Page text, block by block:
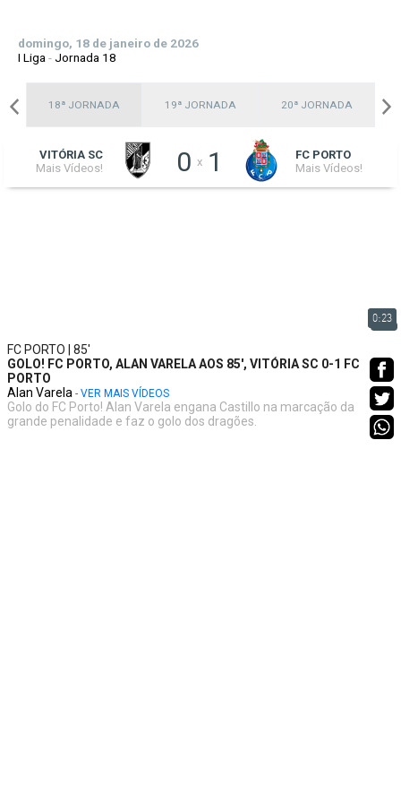
domingo, 18 de janeiro de 2026
I Liga -Jornada 18
18ª JORNADA 19ª JORNADA 20ª JORNADA
VITÓRIA SC
Mais Vídeos!
0 x 1
FC PORTO
Mais Vídeos!
0:23
FC PORTO | 85'
GOLO! FC PORTO, ALAN VARELA AOS 85', VITÓRIA SC 0-1 FC
PORTO
Alan Varela - VER MAIS VÍDEOS
Golo do FC Porto! Alan Varela engana Castillo na marcação da
grande penalidade e faz o golo dos dragões.